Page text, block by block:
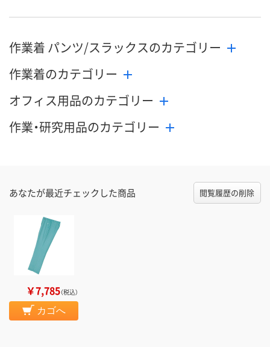
作業着 パンツ/スラックスのカテゴリー
作業着のカテゴリー
オフィス用品のカテゴリー
作業・研究用品のカテゴリー
あなたが最近チェックした商品 閲覧履歴の削除
￥7,785（税込）
カゴへ